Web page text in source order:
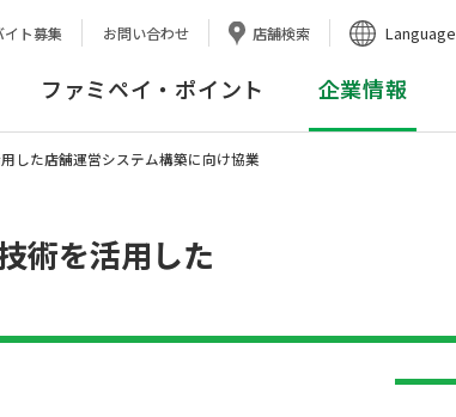
イト募集 お問い合わせ 店舗検索 Language
ファミペイ・ポイント 企業情報
した店舗運営システム構築に向け協業
術を活用した